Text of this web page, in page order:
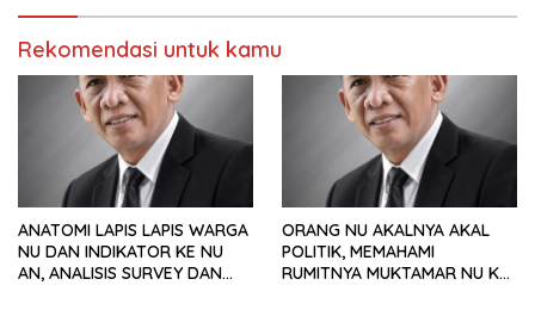
Rekomendasi untuk kamu
ANATOMI LAPIS LAPIS WARGA
NU DAN INDIKATOR KE NU
AN, ANALISIS SURVEY DAN
ORANG NU AKALNYA AKAL
POLITIK, MEMAHAMI
RUMITNYA MUKTAMAR NU KE